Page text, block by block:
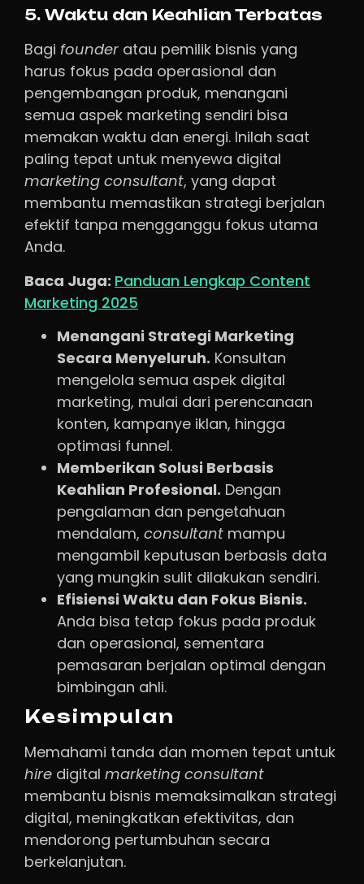
5. Waktu dan Keahlian Terbatas
Bagi founder atau pemilik bisnis yang
harus fokus pada operasional dan
pengembangan produk, menangani
semua aspek marketing sendiri bisa
memakan waktu dan energi. Inilah saat
paling tepat untuk menyewa digital
marketing consultant, yang dapat
membantu memastikan strategi berjalan
efektif tanpa mengganggu fokus utama
Anda.
Baca Juga: Panduan Lengkap Content
Marketing 2025
Menangani Strategi Marketing
Secara Menyeluruh. Konsultan
mengelola semua aspek digital
marketing, mulai dari perencanaan
konten, kampanye iklan, hingga
optimasi funnel.
Memberikan Solusi Berbasis
Keahlian Profesional. Dengan
pengalaman dan pengetahuan
mendalam, consultant mampu
mengambil keputusan berbasis data
yang mungkin sulit dilakukan sendiri.
Efisiensi Waktu dan Fokus Bisnis.
Anda bisa tetap fokus pada produk
dan operasional, sementara
pemasaran berjalan optimal dengan
bimbingan ahli.
Kesimpulan
Memahami tanda dan momen tepat untuk
hire digital marketing consultant
membantu bisnis memaksimalkan strategi
digital, meningkatkan efektivitas, dan
mendorong pertumbuhan secara
berkelanjutan.